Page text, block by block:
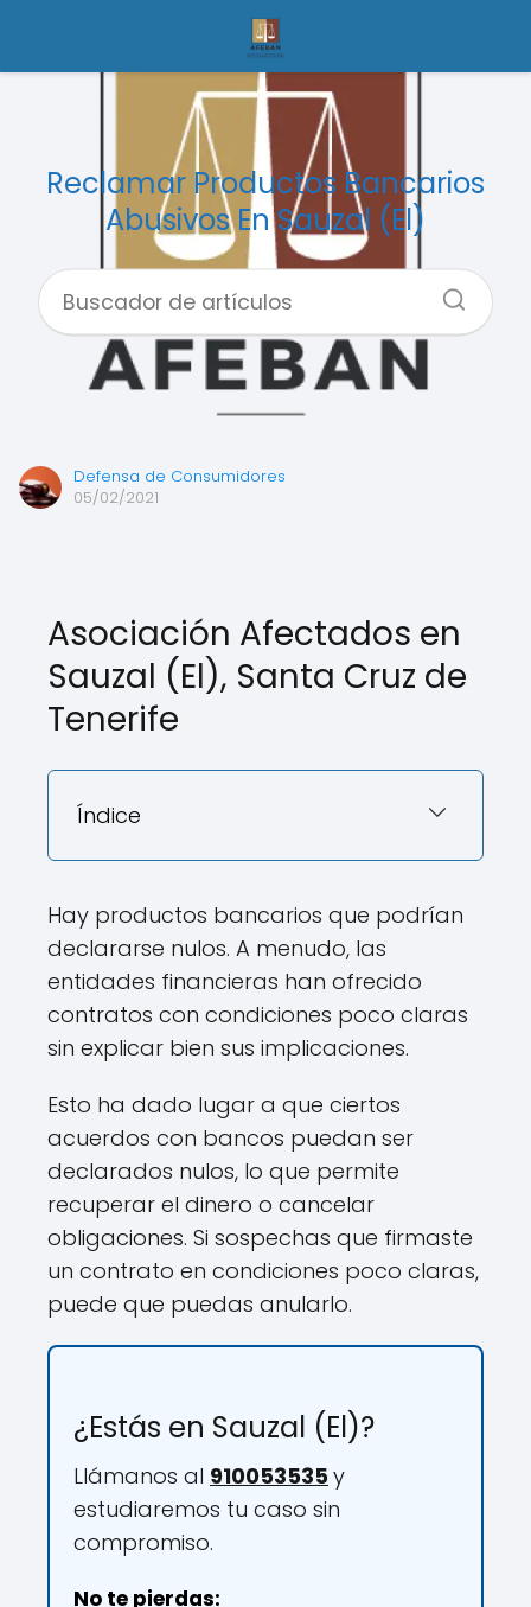
Reclamar Productos Bancarios
Abusivos En Sauzal (El)
Defensa de Consumidores
05/02/2021
Asociación Afectados en
Sauzal (El), Santa Cruz de
Tenerife
Índice
Hay productos bancarios que podrían
declararse nulos. A menudo, las
entidades financieras han ofrecido
contratos con condiciones poco claras
sin explicar bien sus implicaciones.
Esto ha dado lugar a que ciertos
acuerdos con bancos puedan ser
declarados nulos, lo que permite
recuperar el dinero o cancelar
obligaciones. Si sospechas que firmaste
un contrato en condiciones poco claras,
puede que puedas anularlo.
¿Estás en Sauzal (El)?
Llámanos al 910053535y
estudiaremos tu caso sin
compromiso.
No te pierdas: